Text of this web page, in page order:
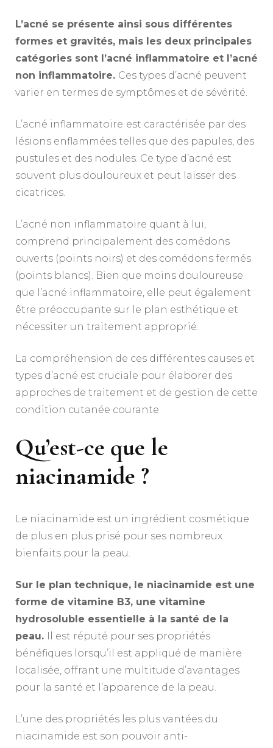
L’acné se présente ainsi sous différentes
formes et gravités, mais les deux principales
catégories sont l’acné inflammatoire et l’acné
non inflammatoire. Ces types d’acné peuvent
varier en termes de symptômes et de sévérité.
L’acné inflammatoire est caractérisée par des
lésions enflammées telles que des papules, des
pustules et des nodules. Ce type d’acné est
souvent plus douloureux et peut laisser des
cicatrices.
L’acné non inflammatoire quant à lui,
comprend principalement des comédons
ouverts (points noirs) et des comédons fermés
(points blancs). Bien que moins douloureuse
que l’acné inflammatoire, elle peut également
être préoccupante sur le plan esthétique et
nécessiter un traitement approprié.
La compréhension de ces différentes causes et
types d’acné est cruciale pour élaborer des
approches de traitement et de gestion de cette
condition cutanée courante.
Qu’est-ce que le
niacinamide ?
Le niacinamide est un ingrédient cosmétique
de plus en plus prisé pour ses nombreux
bienfaits pour la peau.
Sur le plan technique, le niacinamide est une
forme de vitamine B3, une vitamine
hydrosoluble essentielle à la santé de la
peau.
Il est réputé pour ses propriétés
bénéfiques lorsqu’il est appliqué de manière
localisée, offrant une multitude d’avantages
pour la santé et l’apparence de la peau.
L’une des propriétés les plus vantées du
niacinamide est son pouvoir anti-